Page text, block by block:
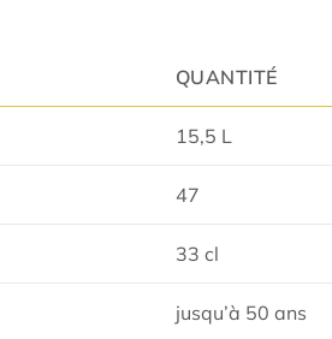
QUANTITÉ
15,5 L
47
33 cl
jusqu’à 50 ans